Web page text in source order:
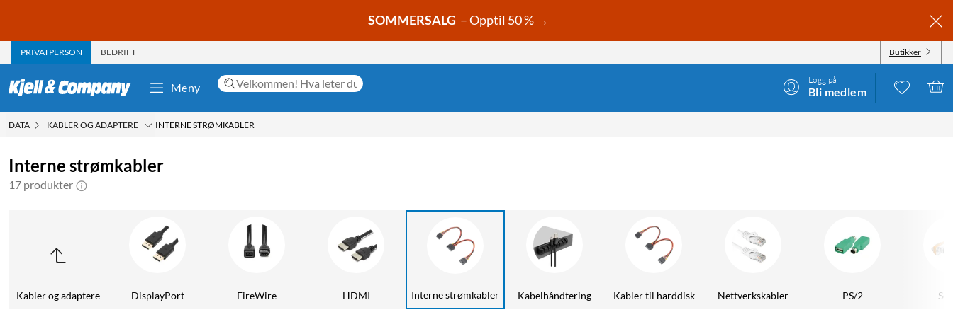
SOMMERSALG – Opptil 50 % →
PRIVATPERSON BEDRIFT Butikker
Meny
Logg på
Bli medlem
DATA KABLER OG ADAPTERE INTERNE STRØMKABLER
Interne strømkabler
17 produkter
Kabler og adaptere DisplayPort FireWire HDMI Interne strømkabler Kabelhåndtering Kabler til harddisk Nettverkskabler PS/2